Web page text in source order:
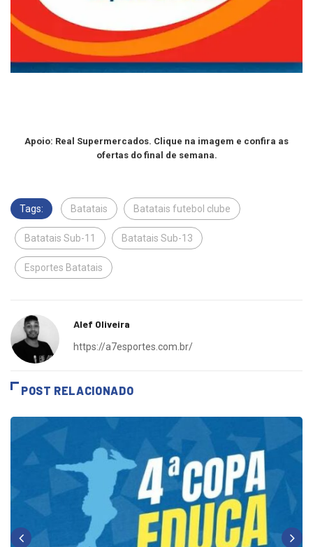
Apoio: Real Supermercados. Clique na imagem e confira as
ofertas do final de semana.
Tags: Batatais Batatais futebol clube
Batatais Sub-11 Batatais Sub-13
Esportes Batatais
Alef Oliveira
https://a7esportes.com.br/
POST RELACIONADO